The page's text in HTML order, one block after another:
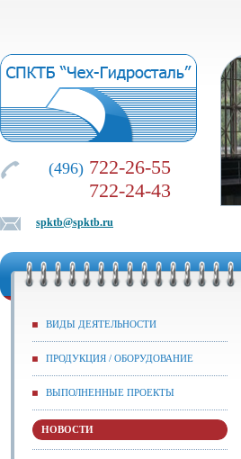
(496) 722-26-55
722-24-43
spktb@spktb.ru
ВИДЫ ДЕЯТЕЛЬНОСТИ
ПРОДУКЦИЯ / ОБОРУДОВАНИЕ
ВЫПОЛНЕННЫЕ ПРОЕКТЫ
НОВОСТИ